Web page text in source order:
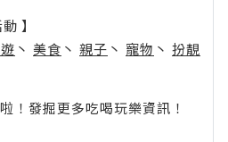
】
丶 美食 丶 親子 丶 寵物 丶 扮靚
發掘更多吃喝玩樂資訊！